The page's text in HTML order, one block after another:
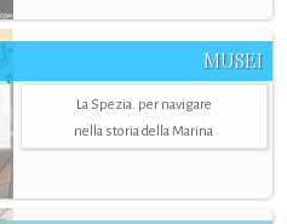
MUSEI
La Spezia. per navigare
nella storia della Marina